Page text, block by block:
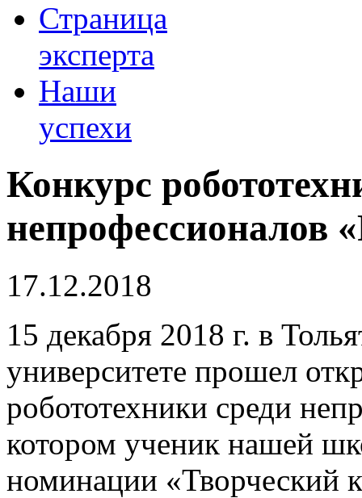
Страница
эксперта
Наши
успехи
Конкурс
непрофессионалов
17.12.2018
15 декабря 2018 г. в
университете прошел
робототехники среди
котором ученик нашей
номинации «Творческий